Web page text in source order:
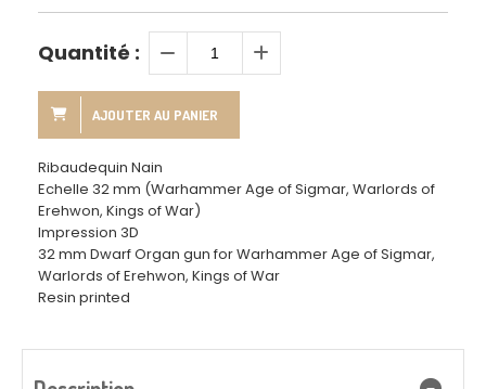
Quantité :
AJOUTER AU PANIER
Ribaudequin Nain
Echelle 32 mm (Warhammer Age of Sigmar, Warlords of
Erehwon, Kings of War)
Impression 3D
32 mm Dwarf Organ gun for Warhammer Age of Sigmar,
Warlords of Erehwon, Kings of War
Resin printed